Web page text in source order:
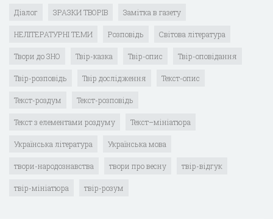
Діалог ЗРАЗКИ ТВОРІВ Замітка в газету
НЕЛІТЕРАТУРНІ ТЕМИ Розповідь Світова література
Твори до ЗНО Твір-казка Твір-опис Твір-оповідання
Твір-розповідь Твір дослідження Текст-опис
Текст-роздум Текст-розповідь
Текст з елементами роздуму Текст–мініатюра
Українська література Українська мова
твори-народознавства твори про весну твір-відгук
твір-мініатюра твір-розум